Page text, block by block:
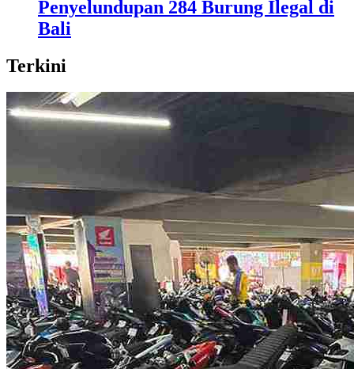
Penyelundupan 284 Burung Ilegal di
Bali
Terkini